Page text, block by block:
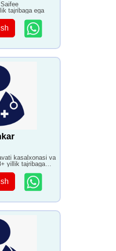
tajribaga ega
kasalxonasi va
yillik tajribaga